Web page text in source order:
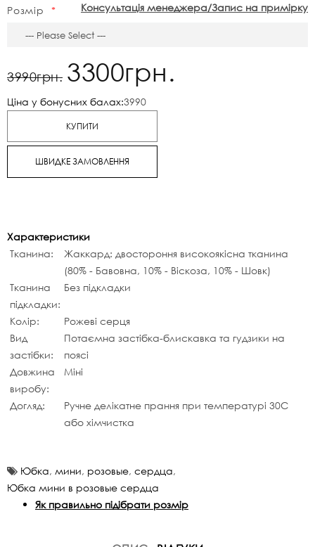
Консультація менеджера/Запис на примірку
Розмір
3990грн. 3300грн.
Ціна у бонусних балах:3990
КУПИТИ
ШВИДКЕ ЗАМОВЛЕННЯ
Характеристики
Тканина:
Жаккард: двостороння високоякісна тканина
(80% - Бавовна, 10% - Віскоза, 10% - Шовк)
Тканина
підкладки:
Без підкладки
Колір:
Рожеві серця
Вид
застібки:
Потаємна застібка-блискавка та гудзики на
поясі
Довжина
виробу:
Міні
Догляд:
Ручне делікатне прання при температурі 30С
або хімчистка
Юбка, мини, розовые, сердца,
Юбка мини в розовые сердца
Як правильно підібрати розмір